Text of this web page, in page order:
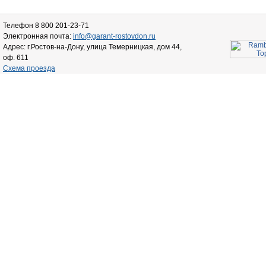
Телефон 8 800 201-23-71
Электронная почта: info@garant-rostovdon.ru
Адрес: г.Ростов-на-Дону, улица Темерницкая, дом 44,
оф. 611
Схема проезда